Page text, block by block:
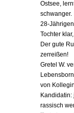
Ostsee,
schwanger.
28-
Tochter
Der gute
zerreißen!
Gretel W.
von
rassisch